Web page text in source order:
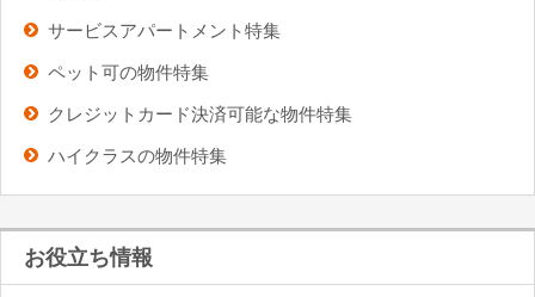
サービスアパートメント特集
ペット可の物件特集
クレジットカード決済可能な物件特集
ハイクラスの物件特集
お役立ち情報